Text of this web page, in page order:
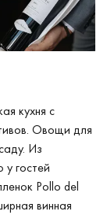
кухня с
Овощи для
Из
гостей
Pollo del
винная